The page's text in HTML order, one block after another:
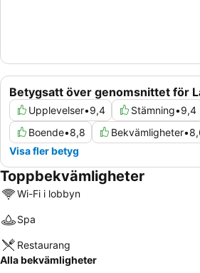
Betygsatt över genomsnittet för
Upplevelser•9,4 Stämning•9,4
Boende•8,8 Bekvämligheter•
Visa fler betyg
Toppbekvämligheter
Wi-Fi i lobbyn
Spa
Restaurang
Alla bekvämligheter